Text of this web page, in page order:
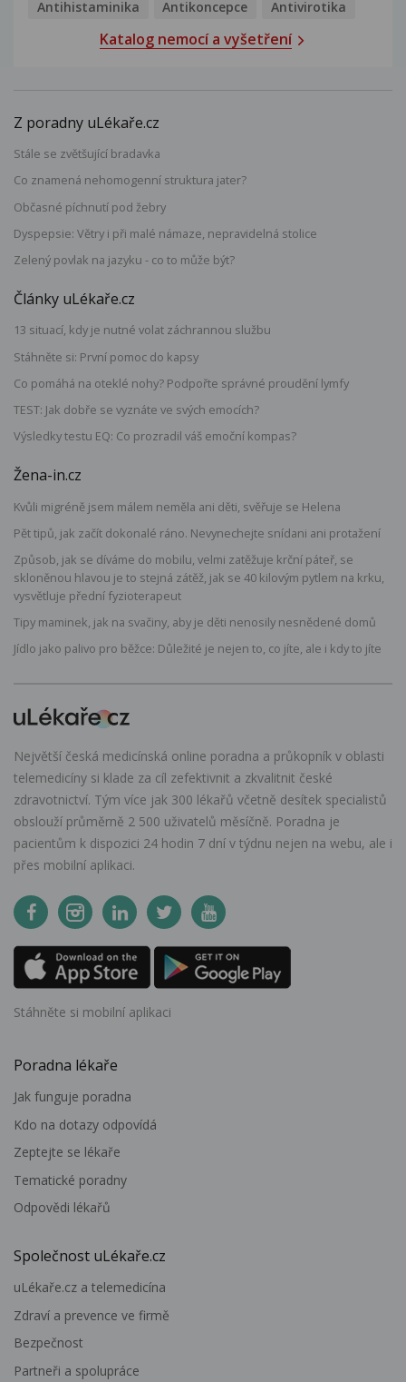
Antihistaminika
Antikoncepce Antivirotika
Katalog nemocí a vyšetření
Z poradny uLékaře.cz
Stále se zvětšující bradavka
Co znamená nehomogenní struktura jater?
Občasné píchnutí pod žebry
Dyspepsie: Větry i při malé námaze, nepravidelná stolice
Zelený povlak na jazyku - co to může být?
Články uLékaře.cz
13 situací, kdy je nutné volat záchrannou službu
Stáhněte si: První pomoc do kapsy
Co pomáhá na oteklé nohy? Podpořte správné proudění lymfy
TEST: Jak dobře se vyznáte ve svých emocích?
Výsledky testu EQ: Co prozradil váš emoční kompas?
Žena-in.cz
Kvůli migréně jsem málem neměla ani děti, svěřuje se Helena
Pět tipů, jak začít dokonalé ráno. Nevynechejte snídani ani protažení
Způsob, jak se díváme do mobilu, velmi zatěžuje krční páteř, se
skloněnou hlavou je to stejná zátěž, jak se 40 kilovým pytlem na krku,
vysvětluje přední fyzioterapeut
Tipy maminek, jak na svačiny, aby je děti nenosily nesnědené domů
Jídlo jako palivo pro běžce: Důležité je nejen to, co jíte, ale i kdy to jíte
Největší česká medicínská online poradna a průkopník v oblasti
telemedicíny si klade za cíl zefektivnit a zkvalitnit české
zdravotnictví. Tým více jak 300 lékařů včetně desítek specialistů
obslouží průměrně 2 500 uživatelů měsíčně. Poradna je
pacientům k dispozici 24 hodin 7 dní v týdnu nejen na webu, ale i
přes mobilní aplikaci.
Stáhněte si mobilní aplikaci
Poradna lékaře
Jak funguje poradna
Kdo na dotazy odpovídá
Zeptejte se lékaře
Tematické poradny
Odpovědi lékařů
Společnost uLékaře.cz
uLékaře.cz a telemedicína
Zdraví a prevence ve firmě
Bezpečnost
Partneři a spolupráce